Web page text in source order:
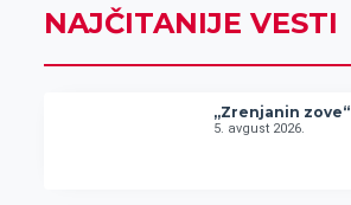
NAJČITANIJE VESTI
„Zrenjanin zove“
5. avgust 2026.